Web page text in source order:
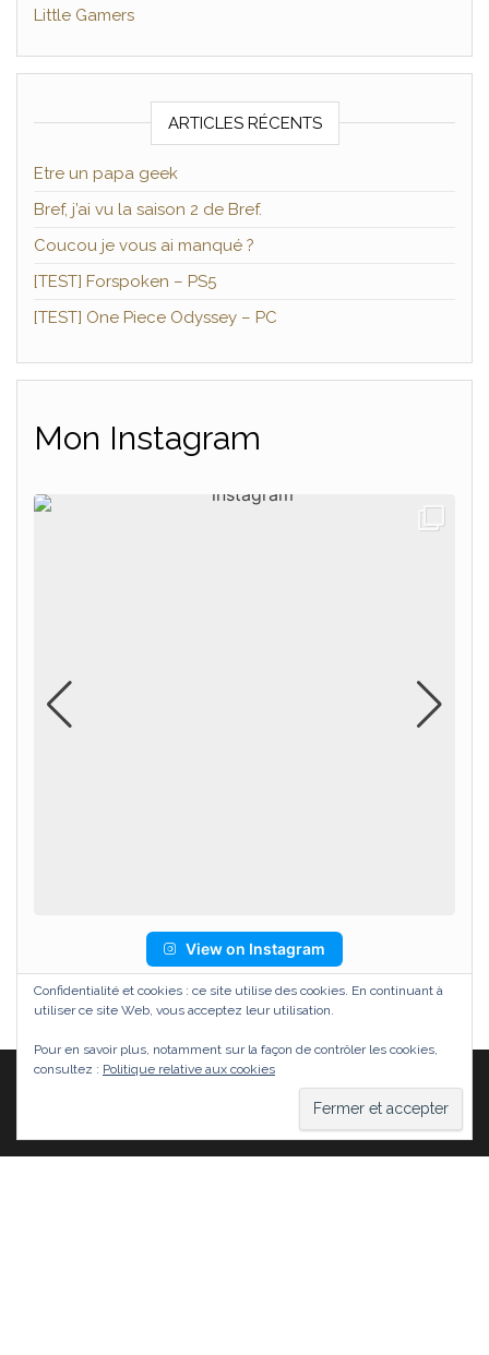
Little Gamers
ARTICLES RÉCENTS
Etre un papa geek
Bref, j’ai vu la saison 2 de Bref.
Coucou je vous ai manqué ?
[TEST] Forspoken – PS5
[TEST] One Piece Odyssey – PC
Mon Instagram
View on Instagram
WordPress |Thème :Head
Confidentialité et cookies : ce site utilise des cookies. En continuant à
utiliser ce site Web, vous acceptez leur utilisation.
Pour en savoir plus, notamment sur la façon de contrôler les cookies,
consultez : Politique relative aux cookies